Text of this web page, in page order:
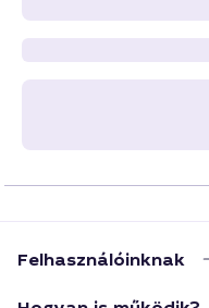
Felhasználóinknak